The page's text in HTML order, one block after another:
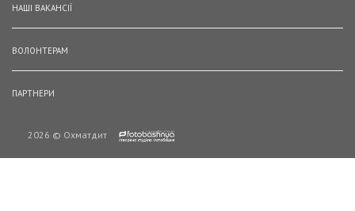
НАШІ ВАКАНСІЇ
ВОЛОНТЕРАМ
ПАРТНЕРИ
2026 © Охматдит